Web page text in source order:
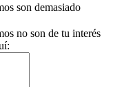
son demasiado
no son de tu interés